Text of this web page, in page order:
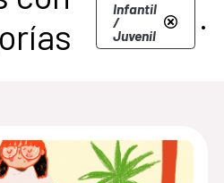
Infantil
/
Juvenil .